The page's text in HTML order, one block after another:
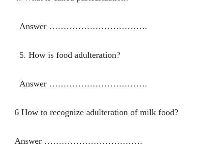
Answer …………………………….
5. How is food adulteration?
Answer …………………………….
6 How to recognize adulteration of milk food?
Answer …………………………….